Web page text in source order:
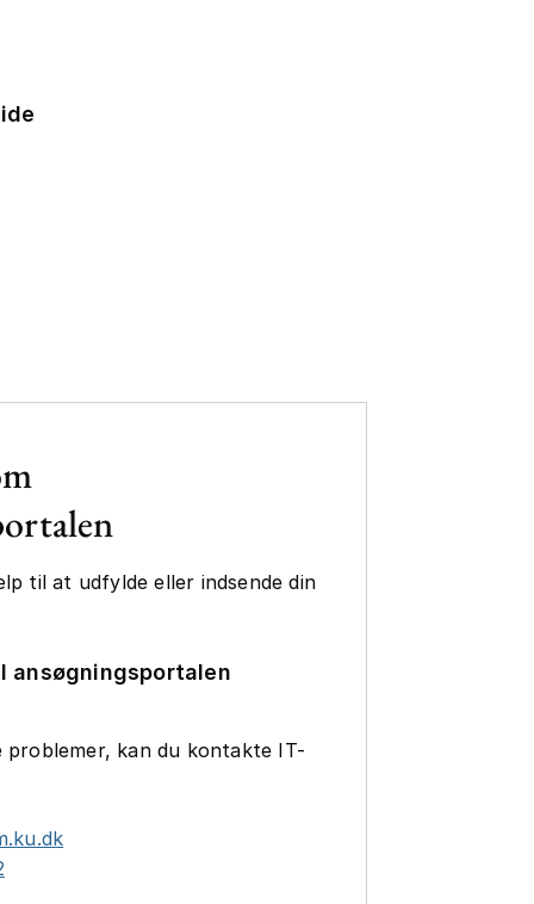
til at udfylde eller indsende din
ansøgningsportalen
problemer, kan du kontakte IT-